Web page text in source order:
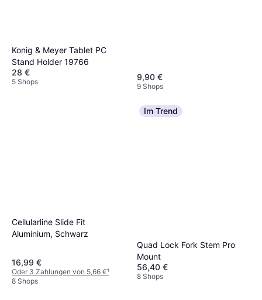
Konig & Meyer Tablet PC
Stand Holder 19766
28 €
5 Shops 9,90 €
9 Shops
Cellularline Slide Fit
Aluminium, Schwarz
16,99 €
Oder 3 Zahlungen von 5,66 €¹
8 Shops
Im Trend
Quad Lock Fork Stem Pro
Mount
56,40 €
8 Shops